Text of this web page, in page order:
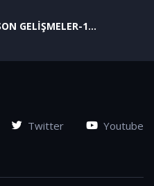
GELİŞMELER-1
Twitter Youtube